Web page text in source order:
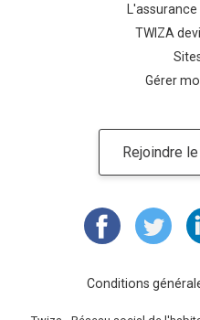
TWIZA
Gérer
Rejoindre
Conditions